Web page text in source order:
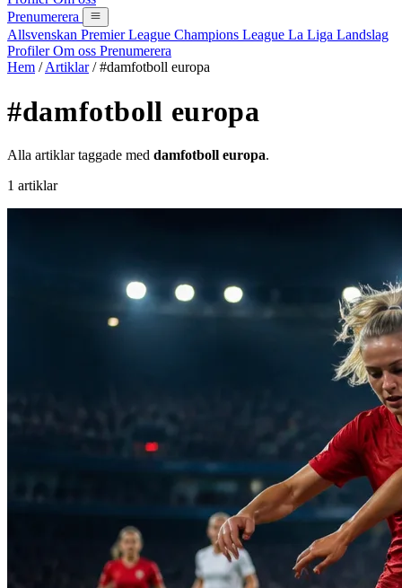
Prenumerera
Allsvenskan Premier League Champions League La Liga Landslag
ProfilerOm oss Prenumerera
Hem / Artiklar / #damfotboll europa
#damfotboll europa
Alla artiklar taggade med damfotboll europa.
1 artiklar